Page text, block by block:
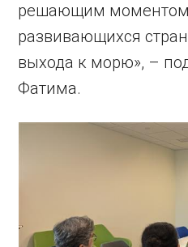
решающим
развивающихся
выхода к морю», –
Фатима.